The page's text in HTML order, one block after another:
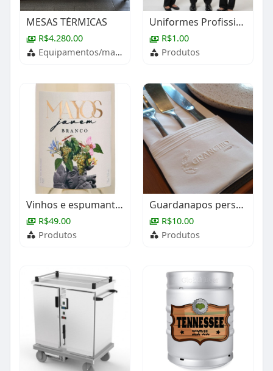
MESAS TÉRMICAS
R$4.280.00
Equipamentos/maquinários
Uniformes Profissionais
R$1.00
Produtos
Vinhos e espumantes
R$49.00
Produtos
Guardanapos personalizados
R$10.00
Produtos